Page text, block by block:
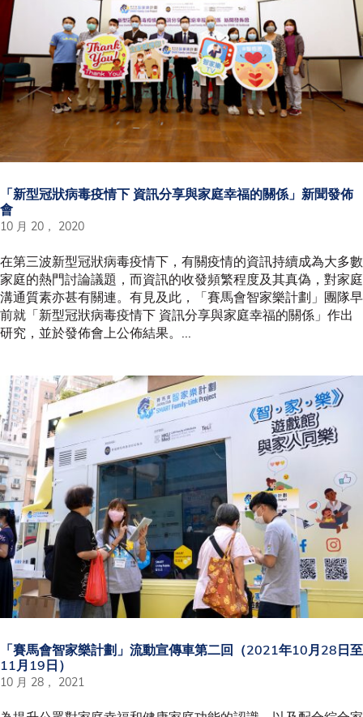
「新型冠狀病毒疫情下 資訊分享與家庭幸福的關係」新聞發佈
會
10 月 20， 2020
在第三波新型冠狀病毒疫情下，有關疫情的資訊持續成為大多數
家庭的熱門討論議題，而資訊的收發頻繁程度及其真偽，對家庭
溝通質素亦甚有關連。有見及此，「賽馬會智家樂計劃」團隊早
前就「新型冠狀病毒疫情下 資訊分享與家庭幸福的關係」作出
研究，並於發佈會上公佈結果。...
「賽馬會智家樂計劃」流動宣傳車第二回（2021年10月28日至
11月19日）
10 月 28， 2021